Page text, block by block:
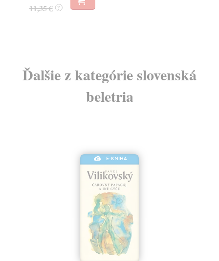
11,35 € ?
Ďalšie z kategórie slovenská
beletria
E-KNIHA